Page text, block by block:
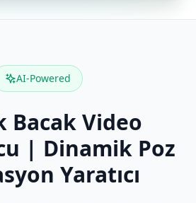
AI-Powered
Bacak Video
| Dinamik Poz
Yaratıcı